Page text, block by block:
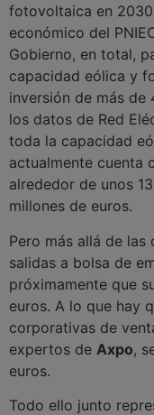
fotovoltaica en
económico del
Gobierno, en total,
capacidad eólica y
inversión de más de
los datos de Red
toda la capacidad
actualmente cuenta
alrededor de unos
millones de euros.
Pero más allá de las
salidas a bolsa de
próximamente que
euros. A lo que hay
corporativas de
expertos de Axpo,
euros.
Todo ello junto